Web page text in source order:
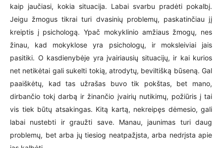
kaip jaučiasi, kokia situacija. Labai svarbu pradėti pokalbį.
Jeigu žmogus tikrai turi dvasinių problemų, paskatinčiau jį
kreiptis į psichologą. Ypač mokyklinio amžiaus žmogų, nes
žinau, kad mokyklose yra psichologų, ir moksleiviai jais
pasitiki. O kasdienybėje yra įvairiausių situacijų, ir kai kurios
net netikėtai gali sukelti tokią, atrodytų, beviltišką būseną. Gal
paaiškėtų, kad tas užrašas buvo tik pokštas, bet mano,
dirbančio tokį darbą ir žinančio įvairių nutikimų, požiūris į tai
vis tiek būtų atsakingas. Kitą kartą, nekreipęs dėmesio, gali
labai nustebti ir graužti save. Manau, jaunimas turi daug
problemų, bet arba jų tiesiog neatpažįsta, arba nedrįsta apie